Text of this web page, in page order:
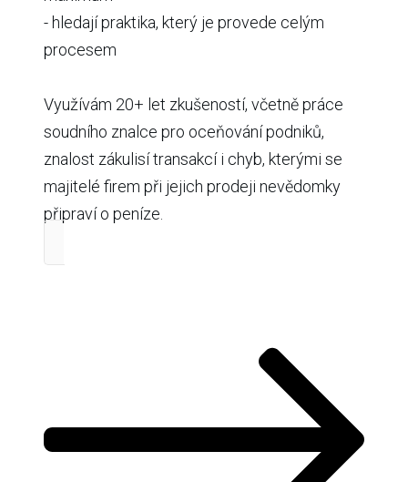
- hledají praktika, který je provede celým
procesem
Využívám 20+ let zkušeností, včetně práce
soudního znalce pro oceňování podniků,
znalost zákulisí transakcí i chyb, kterými se
majitelé firem při jejich prodeji nevědomky
připraví o peníze.